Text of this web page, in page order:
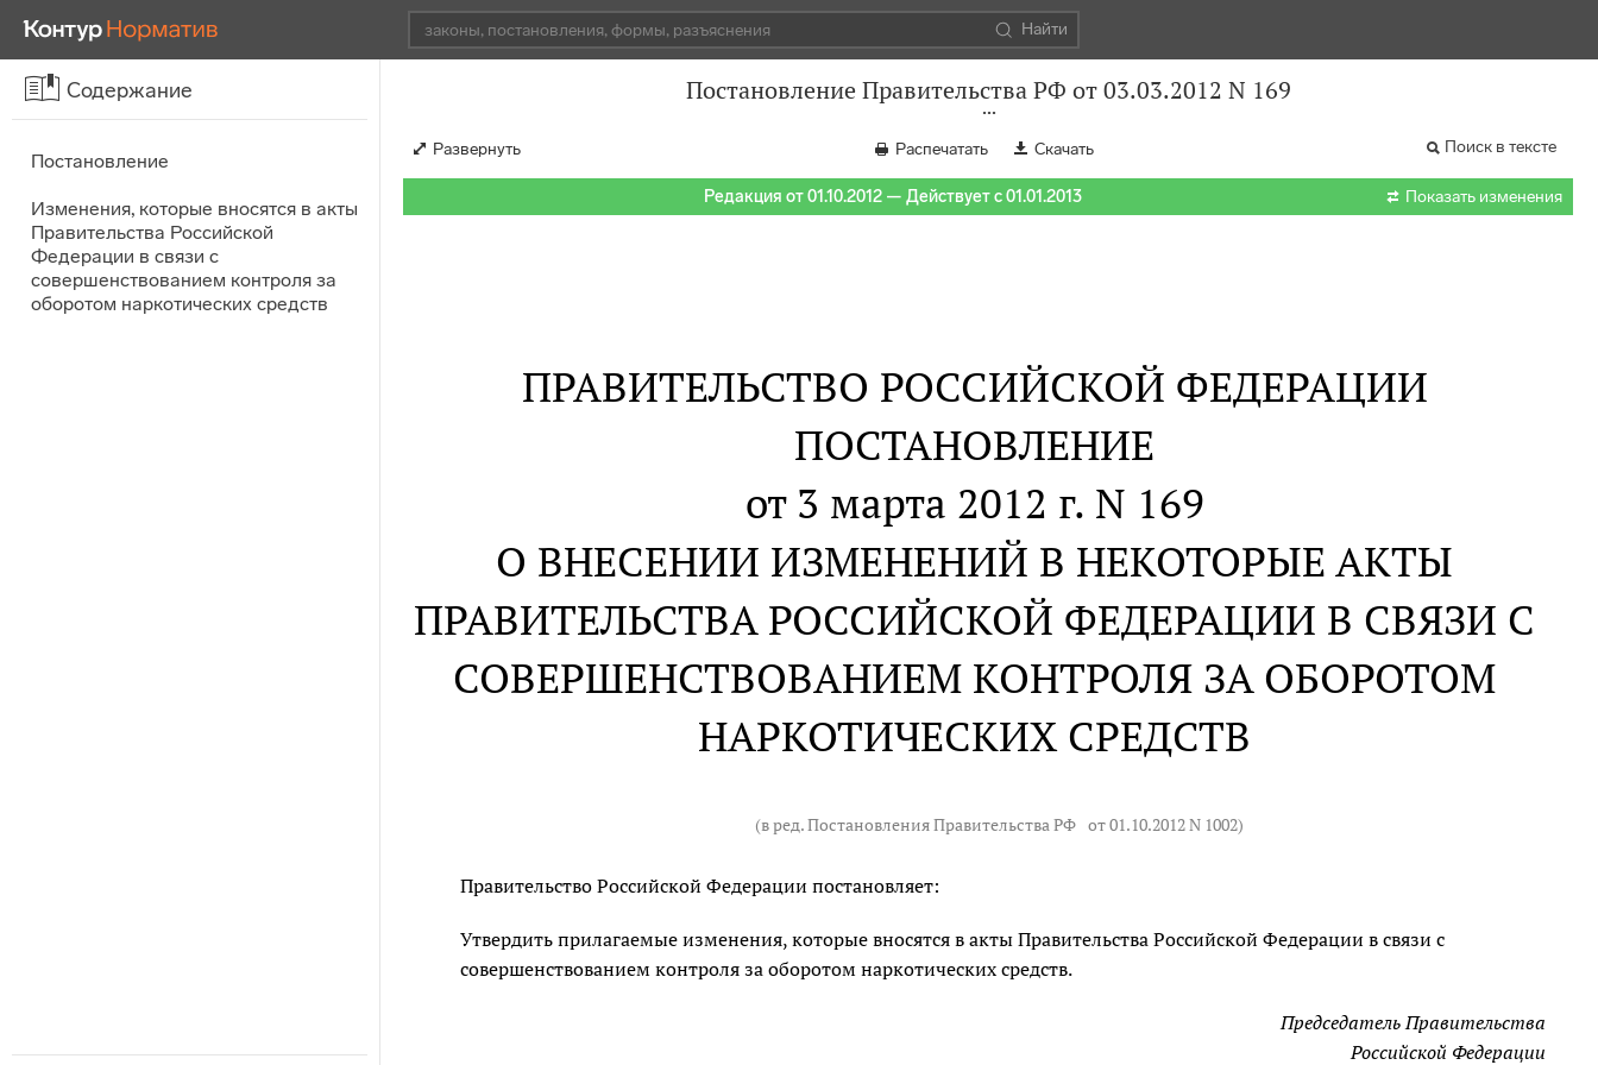
Найти
Содержание
Постановление
Изменения, которые вносятся в акты
Правительства Российской
Федерации в связи с
совершенствованием контроля за
оборотом наркотических средств
Постановление Правительства РФ от 03.03.2012 N 169
Развернуть Распечатать Скачать Поиск в тексте
Редакция от 01.10.2012 — Действует с 01.01.2013  Показать изменения
ПРАВИТЕЛЬСТВО РОССИЙСКОЙ ФЕДЕРАЦИИ
ПОСТАНОВЛЕНИЕ
от 3 марта 2012 г. N 169
О ВНЕСЕНИИ ИЗМЕНЕНИЙ В НЕКОТОРЫЕ АКТЫ
ПРАВИТЕЛЬСТВА РОССИЙСКОЙ ФЕДЕРАЦИИ В СВЯЗИ С
СОВЕРШЕНСТВОВАНИЕМ КОНТРОЛЯ ЗА ОБОРОТОМ
НАРКОТИЧЕСКИХ СРЕДСТВ
(в ред. Постановления Правительства РФ от 01.10.2012 N 1002)
Правительство Российской Федерации постановляет:
Утвердить прилагаемые изменения, которые вносятся в акты Правительства Российской Федерации в связи с
совершенствованием контроля за оборотом наркотических средств.
Председатель Правительства
Российской Федерации